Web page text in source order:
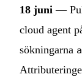
18 juni —
cloud agent
sökningarna